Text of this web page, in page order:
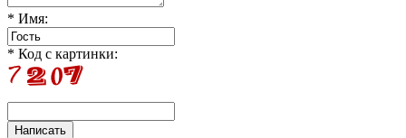
* Имя:
* Код с картинки: